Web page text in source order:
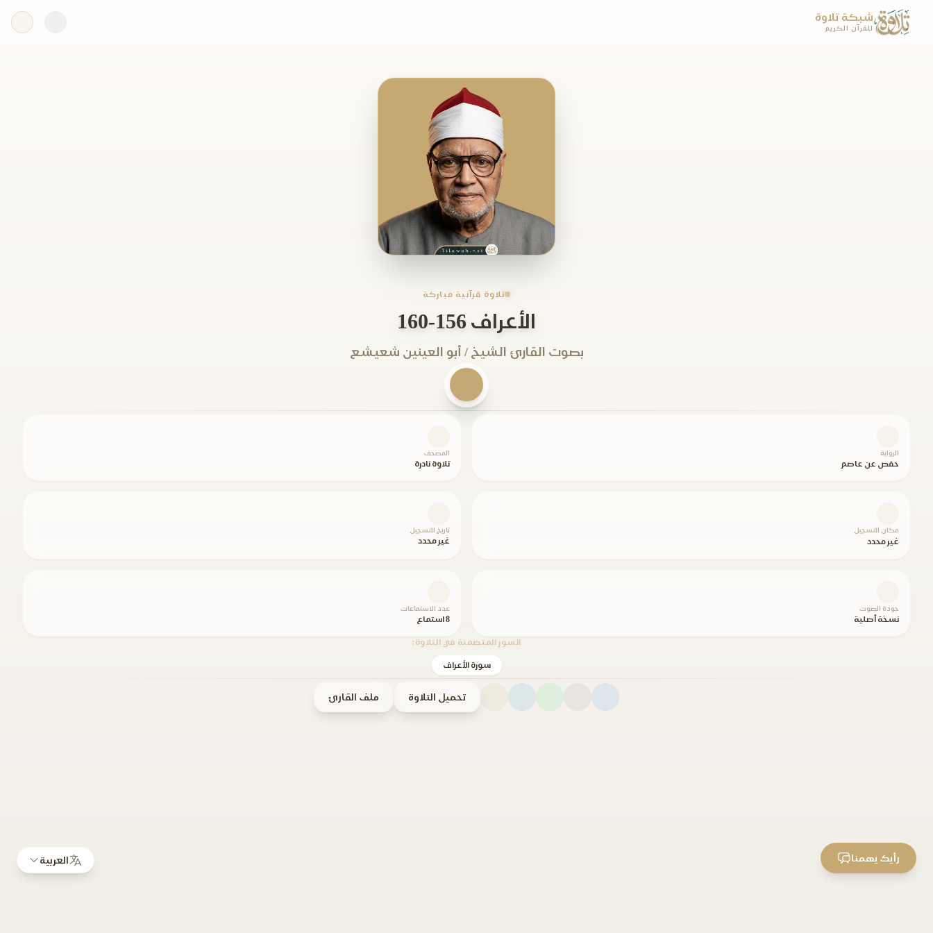
شبكة تلاوة
للقرآن الكريم
تلاوة قرآنية مباركة
الأعراف 156-160
بصوت القارئ الشيخ / أبو العينين شعيشع
الرواية
حفص عن عاصم
المصحف
تلاوة نادرة
مكان التسجيل
غير محدد
تاريخ التسجيل
غير محدد
جودة الصوت
نسخة أصلية
عدد الاستماعات
8 استماع
السور المتضمنة في التلاوة:
سورة الأعراف
تحميل التلاوة ملف القارئ
العربية رأيك يهمنا